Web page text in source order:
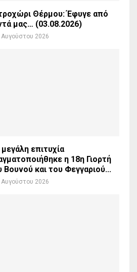
Θέρμου: Έφυγε από
μας… (03.08.2026)
Αυγούστου 2026
επιτυχία
η 18η Γιορτή
Βουνού και του Φεγγαριού...
Αυγούστου 2026